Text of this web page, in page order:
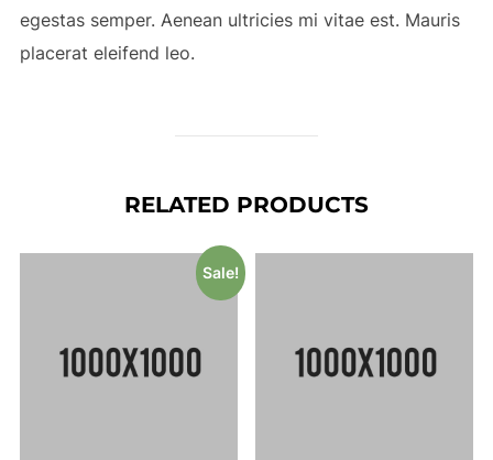
egestas semper. Aenean ultricies mi vitae est. Mauris
placerat eleifend leo.
RELATED PRODUCTS
Sale!